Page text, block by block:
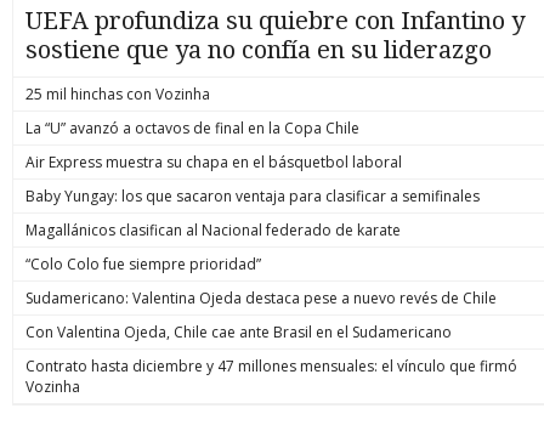
UEFA profundiza su quiebre con Infantino y
sostiene que ya no confía en su liderazgo
25 mil hinchas con Vozinha
La “U” avanzó a octavos de final en la Copa Chile
Air Express muestra su chapa en el básquetbol laboral
Baby Yungay: los que sacaron ventaja para clasificar a semifinales
Magallánicos clasifican al Nacional federado de karate
“Colo Colo fue siempre prioridad”
Sudamericano: Valentina Ojeda destaca pese a nuevo revés de Chile
Con Valentina Ojeda, Chile cae ante Brasil en el Sudamericano
Contrato hasta diciembre y 47 millones mensuales: el vínculo que firmó
Vozinha